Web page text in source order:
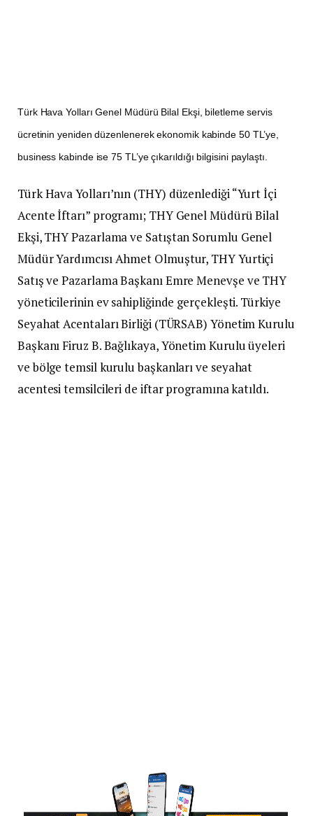
Türk Hava Yolları Genel Müdürü Bilal Ekşi, biletleme servis
ücretinin yeniden düzenlenerek ekonomik kabinde 50 TL’ye,
business kabinde ise 75 TL’ye çıkarıldığı bilgisini paylaştı.
Türk Hava Yolları’nın (THY) düzenlediği “Yurt İçi
Acente İftarı” programı; THY Genel Müdürü Bilal
Ekşi, THY Pazarlama ve Satıştan Sorumlu Genel
Müdür Yardımcısı Ahmet Olmuştur, THY Yurtiçi
Satış ve Pazarlama Başkanı Emre Menevşe ve THY
yöneticilerinin ev sahipliğinde gerçekleşti. Türkiye
Seyahat Acentaları Birliği (TÜRSAB) Yönetim Kurulu
Başkanı Firuz B. Bağlıkaya, Yönetim Kurulu üyeleri
ve bölge temsil kurulu başkanları ve seyahat
acentesi temsilcileri de iftar programına katıldı.